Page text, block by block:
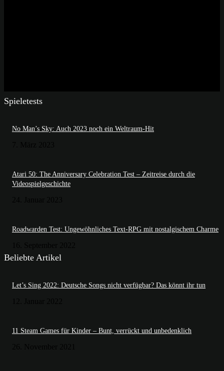
Spieletests
No Man’s Sky: Auch 2023 noch ein Weltraum-Hit
Atari 50: The Anniversary Celebration Test – Zeitreise durch die
Videospielgeschichte
Roadwarden Test: Ungewöhnliches Text-RPG mit nostalgischem Charme
Beliebte Artikel
Let’s Sing 2022: Deutsche Songs nicht verfügbar? Das könnt ihr tun
11 Steam Games für Kinder – Bunt, verrückt und unbedenklich